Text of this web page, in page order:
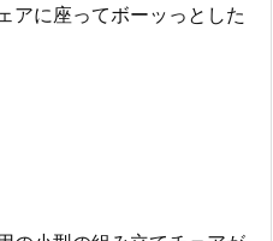
アに座ってボーッっとした